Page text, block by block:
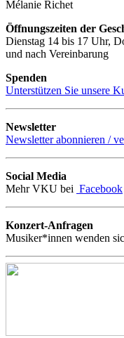
Mélanie Richet
Öffnungszeiten der
Dienstag 14 bis 17 Uhr,
und nach Vereinbarung
Spenden
Unterstützen Sie unsere
Newsletter
Newsletter abonnieren /
Social Media
Mehr VKU bei Facebook
Konzert-Anfragen
Musiker*innen wenden